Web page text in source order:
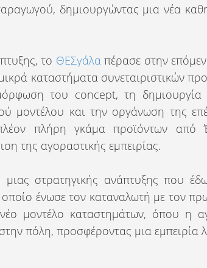
δημιουργώντας μια νέα
το ΘΕΣγάλαπέρασε στην
καταστήματα συνεταιριστικών
του concept, τη δημιουργία
μοντέλου και την οργάνωση της
πλήρη γκάμα προϊόντων από
της αγοραστικής εμπειρίας.
στρατηγικής ανάπτυξης που
ένωσε τον καταναλωτή με τον
μοντέλο καταστημάτων, όπου η
πόλη, προσφέροντας μια εμπειρία